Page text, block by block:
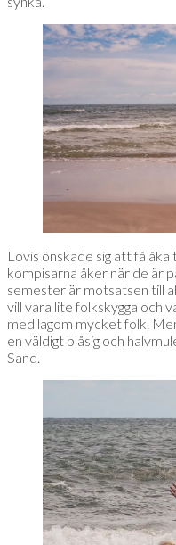
Lovis önskade sig att få
kompisarna åker när de är
semester är motsatsen till
vill vara lite folkskygga och
med lagom mycket folk.
en väldigt blåsig och
Sand.